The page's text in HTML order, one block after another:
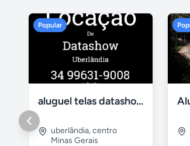
Popular
aluguel telas datashow cadeiras uberlândia
uberlândia,centro
Minas Gerais